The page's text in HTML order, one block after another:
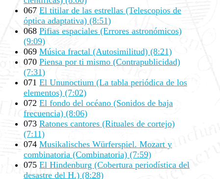
067 El titilar de las estrellas (Telescopios de
óptica adaptativa) (8:51)
068 Pifias espaciales (Errores astronómicos)
(9:09)
069 Música fractal (Autosimilitud) (8:21)
070 Piensa por ti mismo (Contrapublicidad)
(7:31)
071 El Ununoctium (La tabla periódica de los
elementos) (7:02)
072 El fondo del océano (Sonidos de baja
frecuencia) (8:06)
073 Ratones cantores (Rituales de cortejo)
(7:11)
074 Musikalisches Würferspiel. Mozart y
combinatoria (Combinatoria) (7:59)
075 El Hindenburg (Cobertura periodística del
desastre del H.) (8:28)